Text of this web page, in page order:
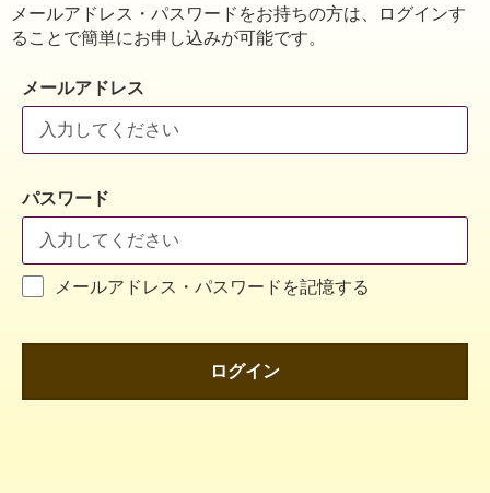
メールアドレス・パスワードをお持ちの方は、ログインす
ることで簡単にお申し込みが可能です。
メールアドレス
パスワード
メールアドレス・パスワードを記憶する
ログイン